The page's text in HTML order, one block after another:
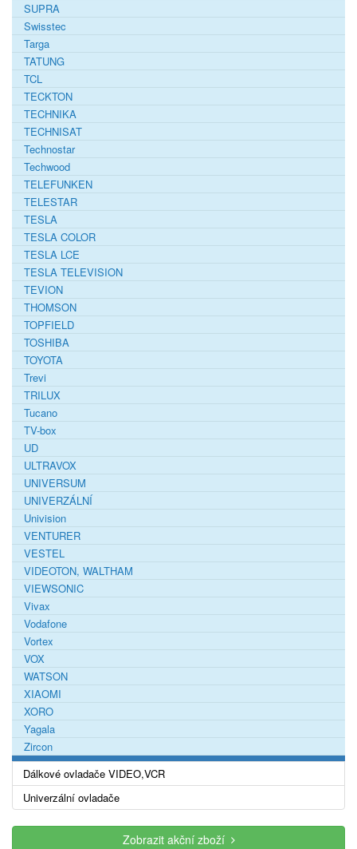
SUPRA
Swisstec
Targa
TATUNG
TCL
TECKTON
TECHNIKA
TECHNISAT
Technostar
Techwood
TELEFUNKEN
TELESTAR
TESLA
TESLA COLOR
TESLA LCE
TESLA TELEVISION
TEVION
THOMSON
TOPFIELD
TOSHIBA
TOYOTA
Trevi
TRILUX
Tucano
TV-box
UD
ULTRAVOX
UNIVERSUM
UNIVERZÁLNÍ
Univision
VENTURER
VESTEL
VIDEOTON, WALTHAM
VIEWSONIC
Vivax
Vodafone
Vortex
VOX
WATSON
XIAOMI
XORO
Yagala
Zircon
Dálkové ovladače VIDEO,VCR
Univerzální ovladače
Zobrazit akční zboží